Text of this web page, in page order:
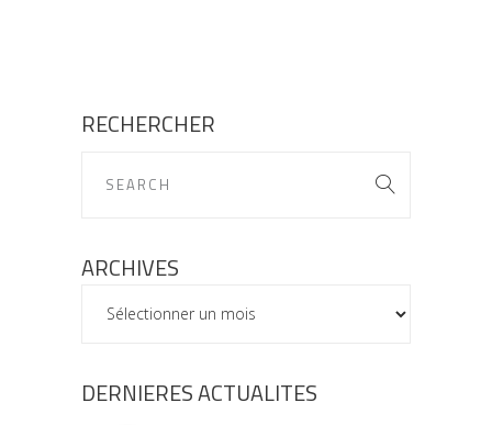
RECHERCHER
ARCHIVES
ARCHIVES
DERNIERES ACTUALITES